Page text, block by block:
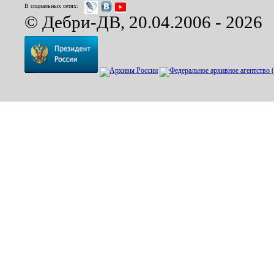
В социальных сетях:
© Дебри-ДВ, 20.04.2006 - 2026